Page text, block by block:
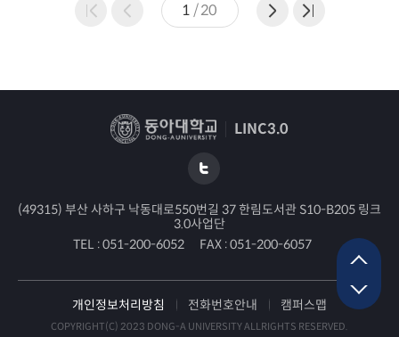
1 /20
LINC3.0
(49315) 부산 사하구 낙동대로550번길 37 한림도서관 S10-B205 링크
3.0사업단
TEL :051-200-6052 FAX :051-200-6057
개인정보처리방침 전화번호안내 캠퍼스맵
COPYRIGHT(C) 2023 DONG-A UNIVERSITY ALLRIGHTS RESERVED.